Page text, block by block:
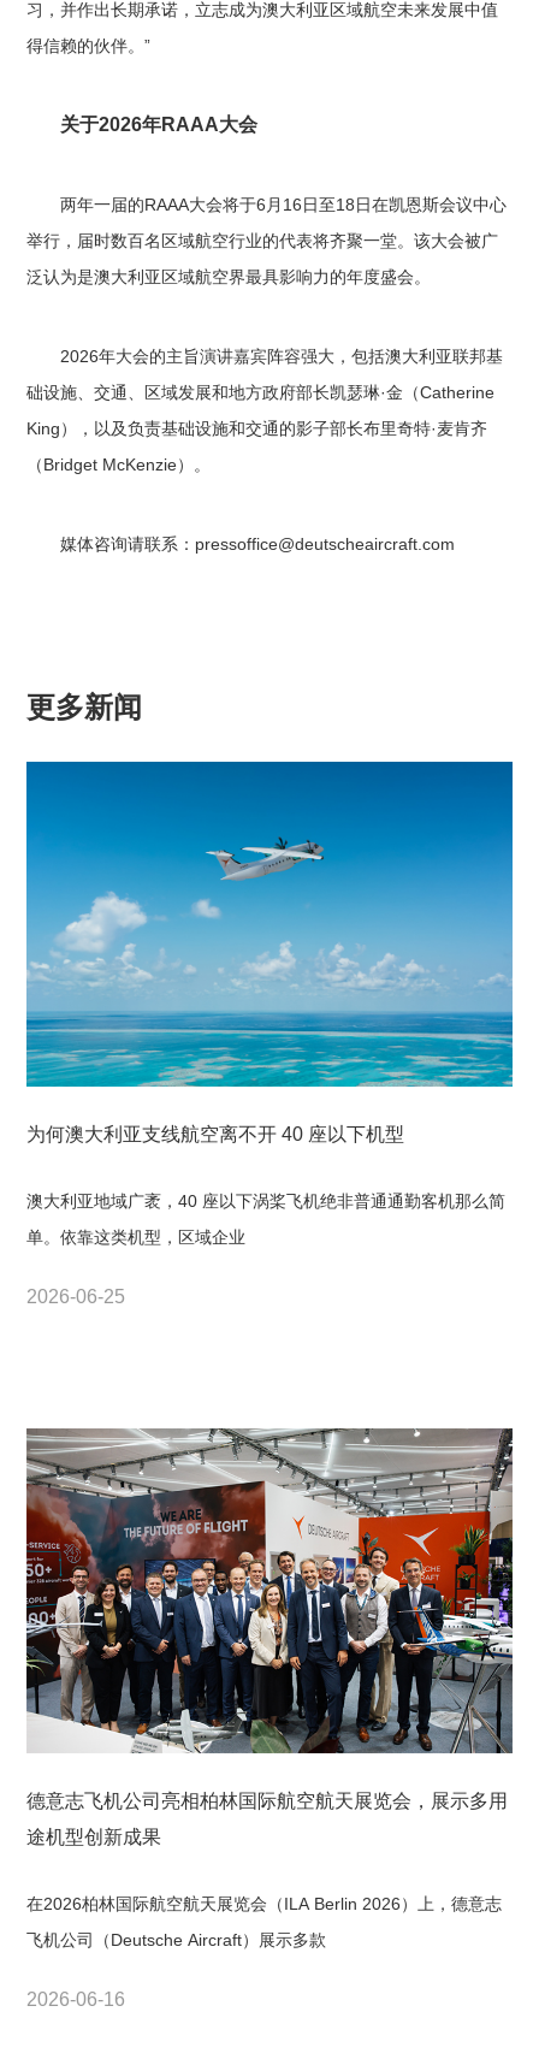
习，并作出长期承诺，立志成为澳大利亚区域航空未来发展中值
得信赖的伙伴。”
关于2026年RAAA大会
两年一届的RAAA大会将于6月16日至18日在凯恩斯会议中心
举行，届时数百名区域航空行业的代表将齐聚一堂。该大会被广
泛认为是澳大利亚区域航空界最具影响力的年度盛会。
2026年大会的主旨演讲嘉宾阵容强大，包括澳大利亚联邦基
础设施、交通、区域发展和地方政府部长凯瑟琳·金（Catherine
King），以及负责基础设施和交通的影子部长布里奇特·麦肯齐
（Bridget McKenzie）。
媒体咨询请联系：pressoffice@deutscheaircraft.com
更多新闻
为何澳大利亚支线航空离不开 40 座以下机型
澳大利亚地域广袤，40 座以下涡桨飞机绝非普通通勤客机那么简
单。依靠这类机型，区域企业
2026-06-25
德意志飞机公司亮相柏林国际航空航天展览会，展示多用
途机型创新成果
在2026柏林国际航空航天展览会（ILA Berlin 2026）上，德意志
飞机公司（Deutsche Aircraft）展示多款
2026-06-16